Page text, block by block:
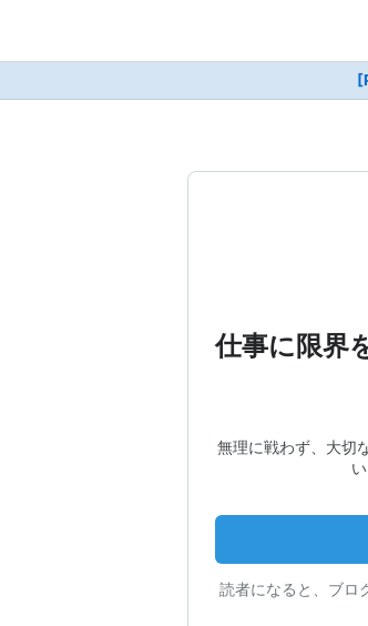
仕事に限界
無理に戦わず、大切
読者になると、ブロ